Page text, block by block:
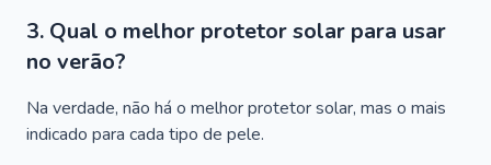
3. Qual o melhor protetor solar para usar
no verão?
Na verdade, não há o melhor protetor solar, mas o mais
indicado para cada tipo de pele.